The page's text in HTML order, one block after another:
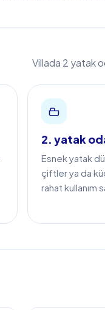
Villada 2 yatak
2. yatak
Esnek yatak
çiftler ya da
rahat kullanım